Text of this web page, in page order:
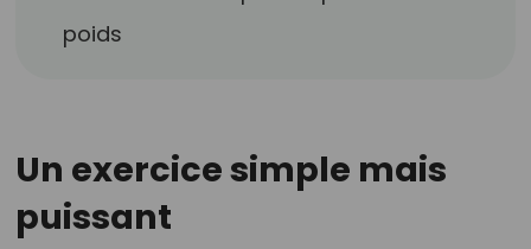
poids
Un exercice simple mais
puissant